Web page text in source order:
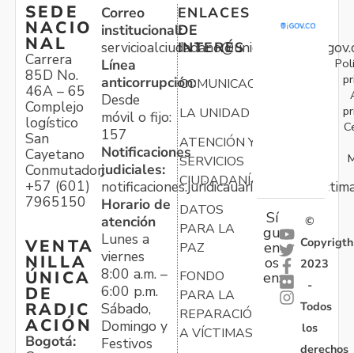
SEDE
NACIO
NAL
Carrera
85D No.
46A – 65
Complejo
logístico
San
Cayetano
Conmutador:
+57 (601)
7965150
VENTA
NILLA
ÚNICA
DE
RADIC
ACIÓN
Bogotá:
Correo
institucional:
Línea
anticorrupción:
Desde
móvil o fijo:
157
Notificaciones
judiciales:
Horario de
atención
Lunes a
viernes
8:00 a.m. –
6:00 p.m.
Sábado,
Domingo y
Festivos
ENLACES
DE
INTERÉS
COMUNICACIONES
LA UNIDAD
ATENCIÓN Y
SERVICIOS
CIUDADANÍA
DATOS
PARA LA
PAZ
FONDO
PARA LA
REPARACIÓN
A VÍCTIMAS
Sí
gu
en
os
en:
©
Copyrigth
2023
-
Todos
los
derechos